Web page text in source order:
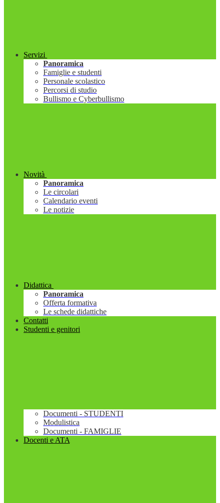
Servizi
Panoramica
Famiglie e studenti
Personale scolastico
Percorsi di studio
Bullismo e Cyberbullismo
Novità
Panoramica
Le circolari
Calendario eventi
Le notizie
Didattica
Panoramica
Offerta formativa
Le schede didattiche
Contatti
Studenti e genitori
Documenti - STUDENTI
Modulistica
Documenti - FAMIGLIE
Docenti e ATA